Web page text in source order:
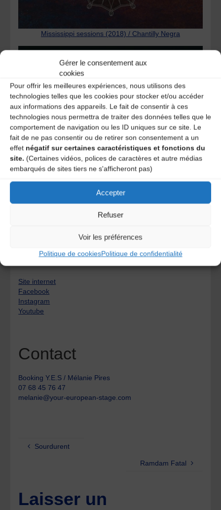
Gérer le consentement aux
cookies
Pour offrir les meilleures expériences, nous utilisons des
technologies telles que les cookies pour stocker et/ou accéder
aux informations des appareils. Le fait de consentir à ces
technologies nous permettra de traiter des données telles que le
comportement de navigation ou les ID uniques sur ce site. Le
fait de ne pas consentir ou de retirer son consentement a un
effet négatif sur certaines caractéristiques et fonctions du
site. (Certaines vidéos, polices de caractères et autre médias
embarqués de sites tiers ne s'afficheront pas)
Accepter
Refuser
Voir les préférences
Politique de cookiesPolitique de confidentialité
Mississippi sessions (2018) / Chantilly Negra
Homecoming (2021) / Chantilly Negra
Liens
Site internet
Facebook
Instagram
Youtube
Contact
Booking Y.E.S / Mélanie Pires
07 68 45 76 47
melanie@your-european-stage.com
Sourdurent
Ramdam Fatal
Laisser un